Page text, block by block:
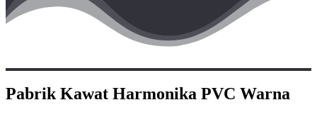
Pabrik Kawat Harmonika PVC Warna